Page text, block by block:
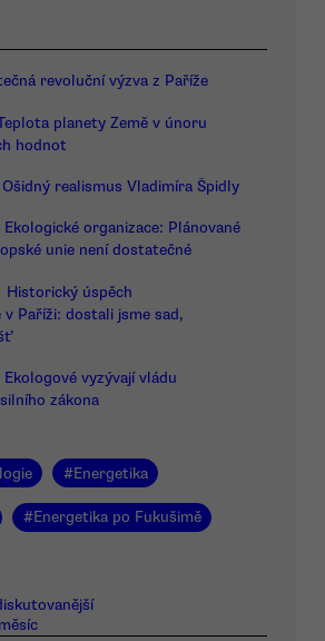
revoluční výzva z Paříže
planety Země v únoru
hodnot
Ošidný realismus Vladimíra Špidly
Ekologické organizace: Plánované
unie není dostatečné
Historický úspěch
v Paříži: dostali jsme sad,
Ekologové vyzývají vládu
zákona
#Energetika
#Energetika po Fukušimě
měsíc